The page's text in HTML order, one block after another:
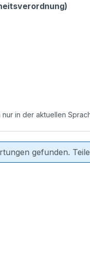
in der aktuellen
gefunden.